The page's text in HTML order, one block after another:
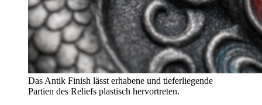
Das Antik Finish lässt erhabene und tieferliegende
Partien des Reliefs plastisch hervortreten.